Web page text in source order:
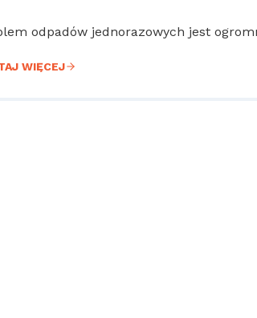
odpadów jednorazowych jest
WIĘCEJ